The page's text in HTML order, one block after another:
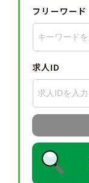
フリーワード
求人ID